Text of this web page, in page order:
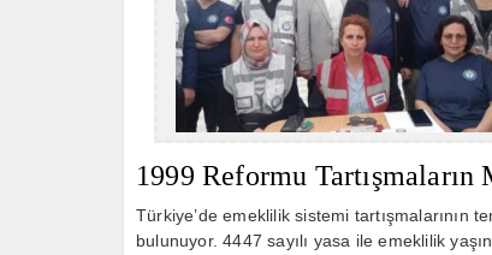
1999 Reformu Tartışmaların
Türkiye’de emeklilik sistemi tartışmalarının
bulunuyor. 4447 sayılı yasa ile emeklilik